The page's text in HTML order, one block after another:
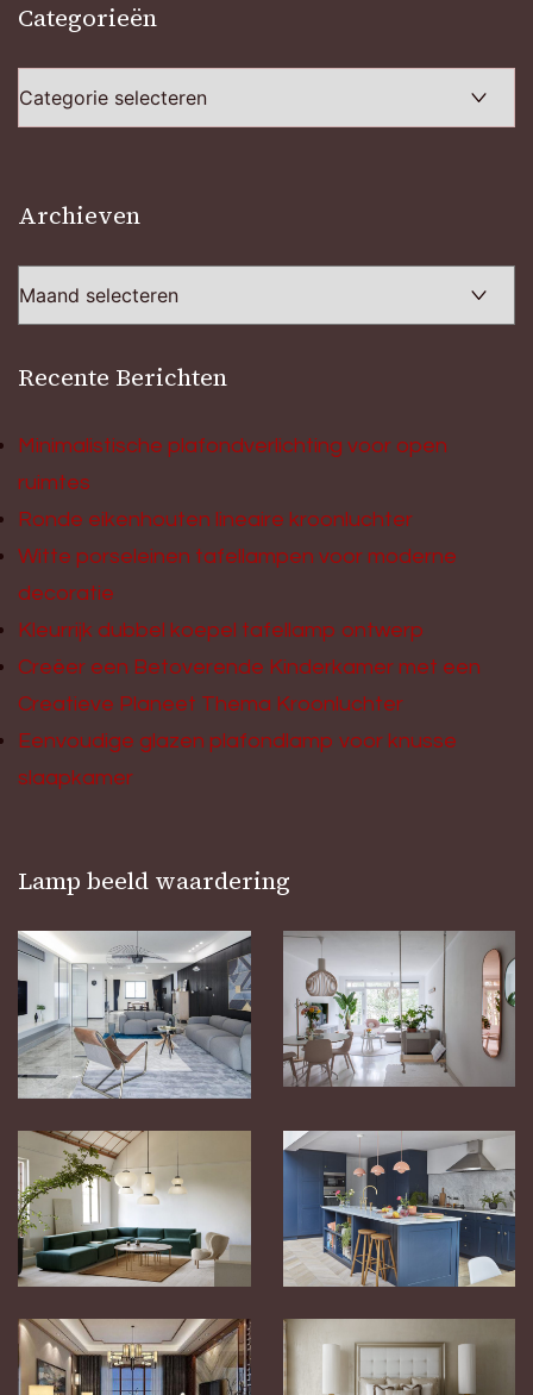
Categorieën
Archieven
Recente Berichten
Minimalistische plafondverlichting voor open
ruimtes
Ronde eikenhouten lineaire kroonluchter
Witte porseleinen tafellampen voor moderne
decoratie
Kleurrijk dubbel koepel tafellamp ontwerp
Creëer een Betoverende Kinderkamer met een
Creatieve Planeet Thema Kroonluchter
Eenvoudige glazen plafondlamp voor knusse
slaapkamer
Lamp beeld waardering